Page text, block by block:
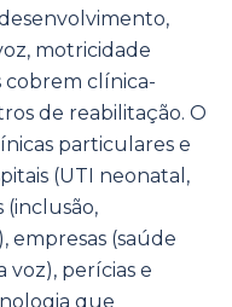
motricidade
cobrem clínica-
de reabilitação. O
particulares e
(UTI neonatal,
(inclusão,
empresas (saúde
perícias e
que